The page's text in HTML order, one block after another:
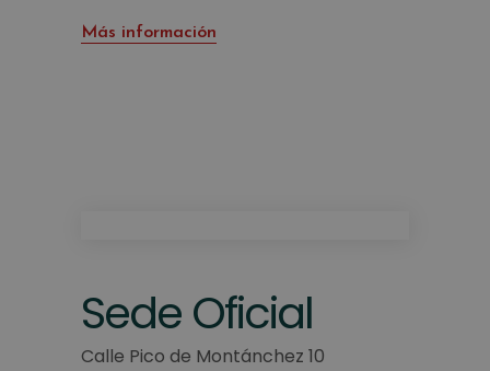
Más información
Sede Oficial
Calle Pico de Montánchez 10